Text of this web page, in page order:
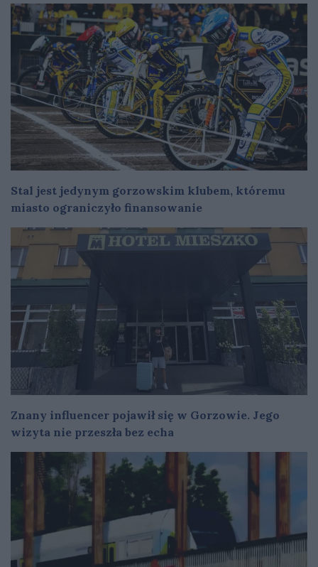
Stal jest jedynym gorzowskim klubem, któremu
miasto ograniczyło finansowanie
Znany influencer pojawił się w Gorzowie. Jego
wizyta nie przeszła bez echa